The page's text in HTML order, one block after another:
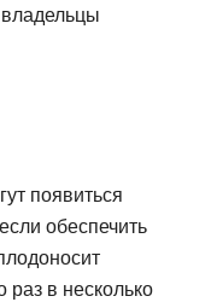
владельцы
появиться
обеспечить
в несколько